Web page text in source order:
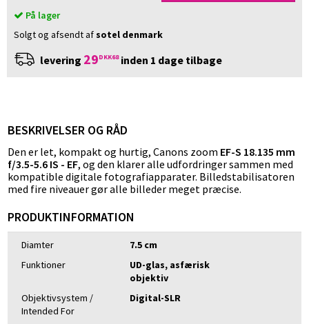
På lager
Solgt og afsendt af sotel denmark
levering 29DKK68inden 1 dage tilbage
BESKRIVELSER OG RÅD
Den er let, kompakt og hurtig, Canons zoom EF-S 18.135 mm
f/3.5-5.6 IS - EF, og den klarer alle udfordringer sammen med
kompatible digitale fotografiapparater. Billedstabilisatoren
med fire niveauer gør alle billeder meget præcise.
PRODUKTINFORMATION
Diamter
7.5 cm
Funktioner
UD-glas, asfærisk
objektiv
Objektivsystem /
Intended For
Digital-SLR